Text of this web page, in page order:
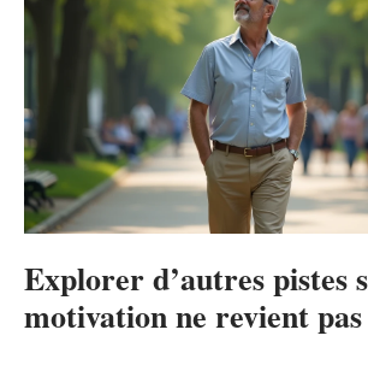
Explorer d’autres pistes
motivation ne revient pas